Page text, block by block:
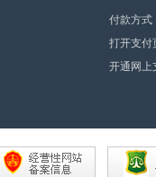
付款方式
打开支付
显示”或
开通网上